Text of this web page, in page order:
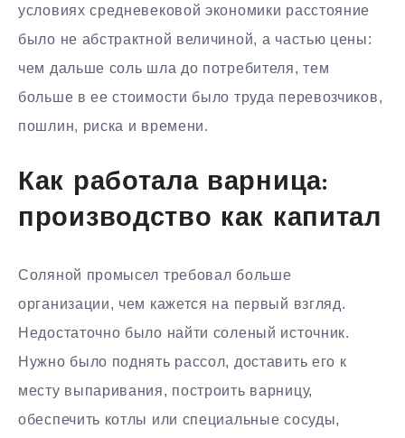
условиях средневековой экономики расстояние
было не абстрактной величиной, а частью цены:
чем дальше соль шла до потребителя, тем
больше в ее стоимости было труда перевозчиков,
пошлин, риска и времени.
Как работала варница:
производство как капитал
Соляной промысел требовал больше
организации, чем кажется на первый взгляд.
Недостаточно было найти соленый источник.
Нужно было поднять рассол, доставить его к
месту выпаривания, построить варницу,
обеспечить котлы или специальные сосуды,